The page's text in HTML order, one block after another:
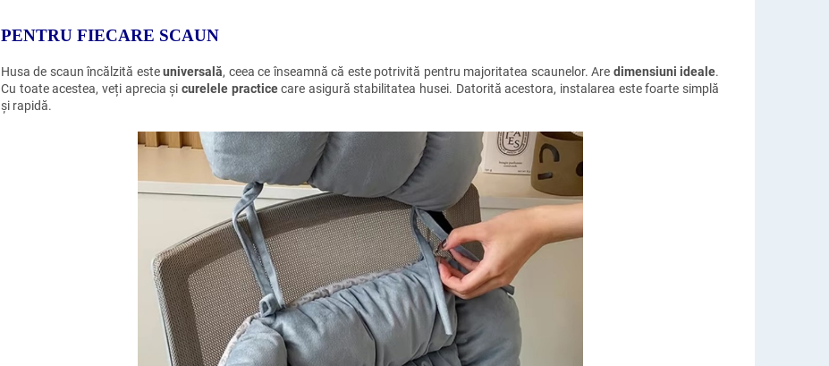
PENTRU FIECARE SCAUN
Husa de scaun încălzită esteuniversală, ceea ce înseamnă că este potrivită pentru majoritatea scaunelor. Are dimensiuni ideale.
Cu toate acestea, veți aprecia și curelele practicecare asigură stabilitatea husei. Datorită acestora, instalarea este foarte simplă
și rapidă.